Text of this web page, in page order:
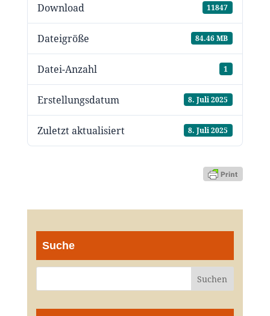
Download 11847
Dateigröße 84.46 MB
Datei-Anzahl 1
Erstellungsdatum 8. Juli 2025
Zuletzt aktualisiert 8. Juli 2025
Suche